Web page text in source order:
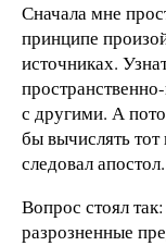
Сначала мне
принципе
источниках.
с другими. А
бы вычислять
следовал апостол.
Вопрос стоял
разрозненные